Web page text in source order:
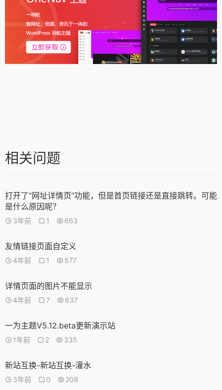
相关问题
打开了“网址详情页”功能，但是首页链接还是直接跳转。可能
是什么原因呢？
3年前 1 663
友情链接页面自定义
4年前 1 577
详情页面的图片不能显示
4年前 7 637
一为主题V5.12.beta更新演示站
1年前 2 335
新站互换-新站互换-灌水
3年前 0 208